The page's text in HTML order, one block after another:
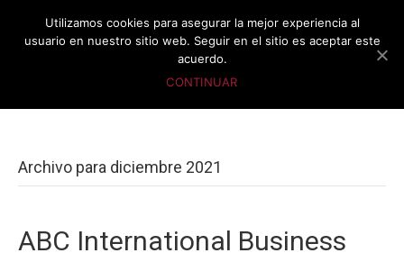
Archivo para diciembre 2021
ABC International Business
Utilizamos cookies para asegurar la mejor experiencia al
usuario en nuestro sitio web. Seguir en el sitio es aceptar este
acuerdo.
CONTINUAR